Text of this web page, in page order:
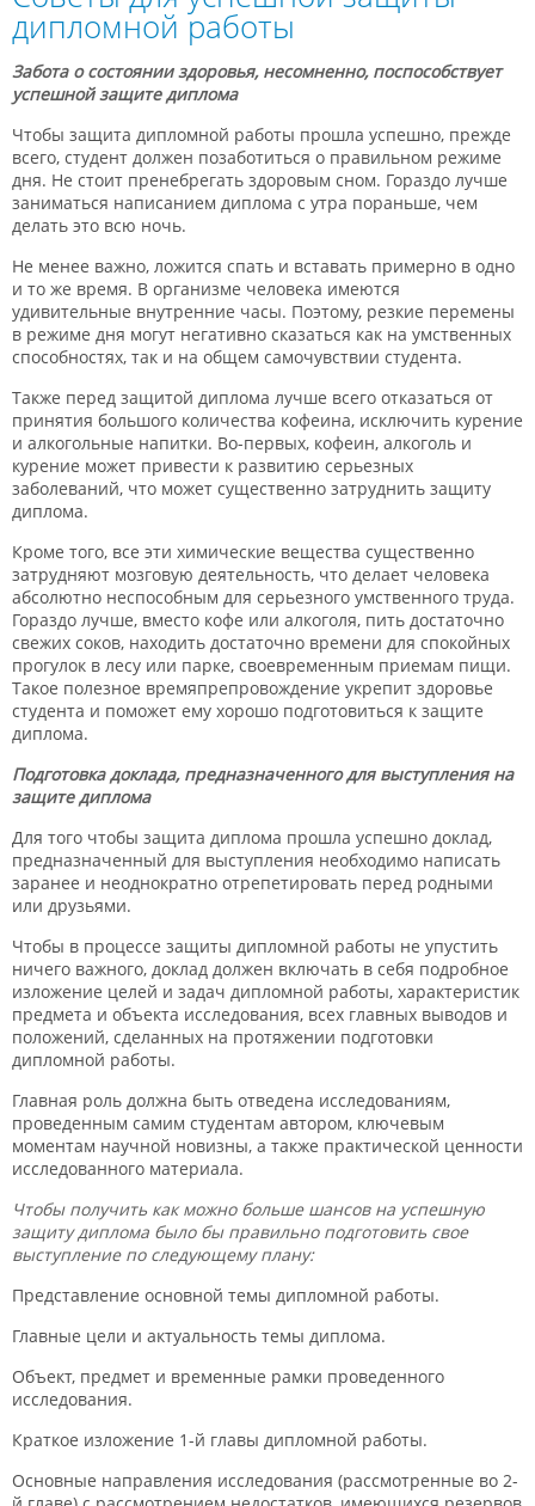
дипломной работы
Забота о состоянии здоровья, несомненно, поспособствует
успешной защите диплома
Чтобы защита дипломной работы прошла успешно, прежде
всего, студент должен позаботиться о правильном режиме
дня. Не стоит пренебрегать здоровым сном. Гораздо лучше
заниматься написанием диплома с утра пораньше, чем
делать это всю ночь.
Не менее важно, ложится спать и вставать примерно в одно
и то же время. В организме человека имеются
удивительные внутренние часы. Поэтому, резкие перемены
в режиме дня могут негативно сказаться как на умственных
способностях, так и на общем самочувствии студента.
Также перед защитой диплома лучше всего отказаться от
принятия большого количества кофеина, исключить курение
и алкогольные напитки. Во-первых, кофеин, алкоголь и
курение может привести к развитию серьезных
заболеваний, что может существенно затруднить защиту
диплома.
Кроме того, все эти химические вещества существенно
затрудняют мозговую деятельность, что делает человека
абсолютно неспособным для серьезного умственного труда.
Гораздо лучше, вместо кофе или алкоголя, пить достаточно
свежих соков, находить достаточно времени для спокойных
прогулок в лесу или парке, своевременным приемам пищи.
Такое полезное времяпрепровождение укрепит здоровье
студента и поможет ему хорошо подготовиться к защите
диплома.
Подготовка доклада, предназначенного для выступления на
защите диплома
Для того чтобы защита диплома прошла успешно доклад,
предназначенный для выступления необходимо написать
заранее и неоднократно отрепетировать перед родными
или друзьями.
Чтобы в процессе защиты дипломной работы не упустить
ничего важного, доклад должен включать в себя подробное
изложение целей и задач дипломной работы, характеристик
предмета и объекта исследования, всех главных выводов и
положений, сделанных на протяжении подготовки
дипломной работы.
Главная роль должна быть отведена исследованиям,
проведенным самим студентам автором, ключевым
моментам научной новизны, а также практической ценности
исследованного материала.
Чтобы получить как можно больше шансов на успешную
защиту диплома было бы правильно подготовить свое
выступление по следующему плану:
Представление основной темы дипломной работы.
Главные цели и актуальность темы диплома.
Объект, предмет и временные рамки проведенного
исследования.
Краткое изложение 1-й главы дипломной работы.
Основные направления исследования (рассмотренные во 2-